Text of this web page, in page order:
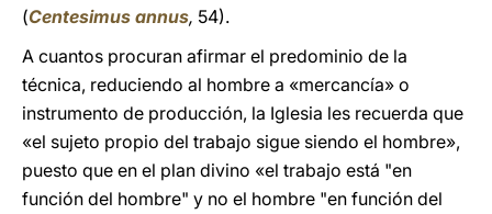
(Centesimus annus, 54).
A cuantos procuran afirmar el predominio de la
técnica, reduciendo al hombre a «mercancía» o
instrumento de producción, la Iglesia les recuerda que
«el sujeto propio del trabajo sigue siendo el hombre»,
puesto que en el plan divino «el trabajo está "en
función del hombre" y no el hombre "en función del